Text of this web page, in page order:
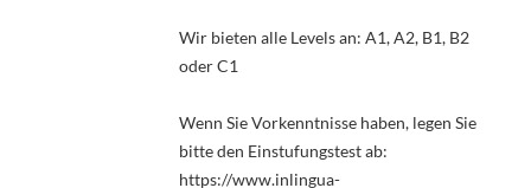
Wir bieten alle Levels an: A1, A2, B1, B2
oder C1
Wenn Sie Vorkenntnisse haben, legen Sie
bitte den Einstufungstest ab:
https://www.inlingua-